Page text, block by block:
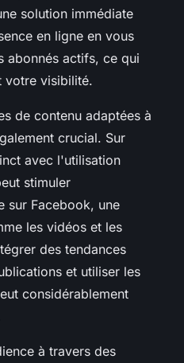
solution immédiate
en ligne en vous
abonnés actifs, ce qui
votre visibilité.
de contenu adaptées à
crucial. Sur
avec l'utilisation
stimuler
sur Facebook, une
les vidéos et les
des tendances
et utiliser les
considérablement
à travers des